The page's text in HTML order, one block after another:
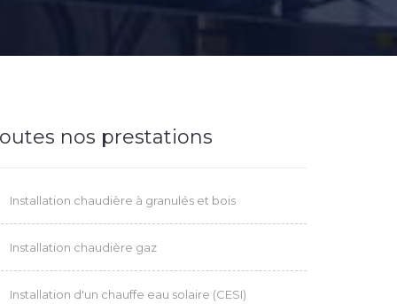
nos prestations
Installation chaudière à granulés et bois
Installation chaudière gaz
Installation d'un chauffe eau solaire (CESI)